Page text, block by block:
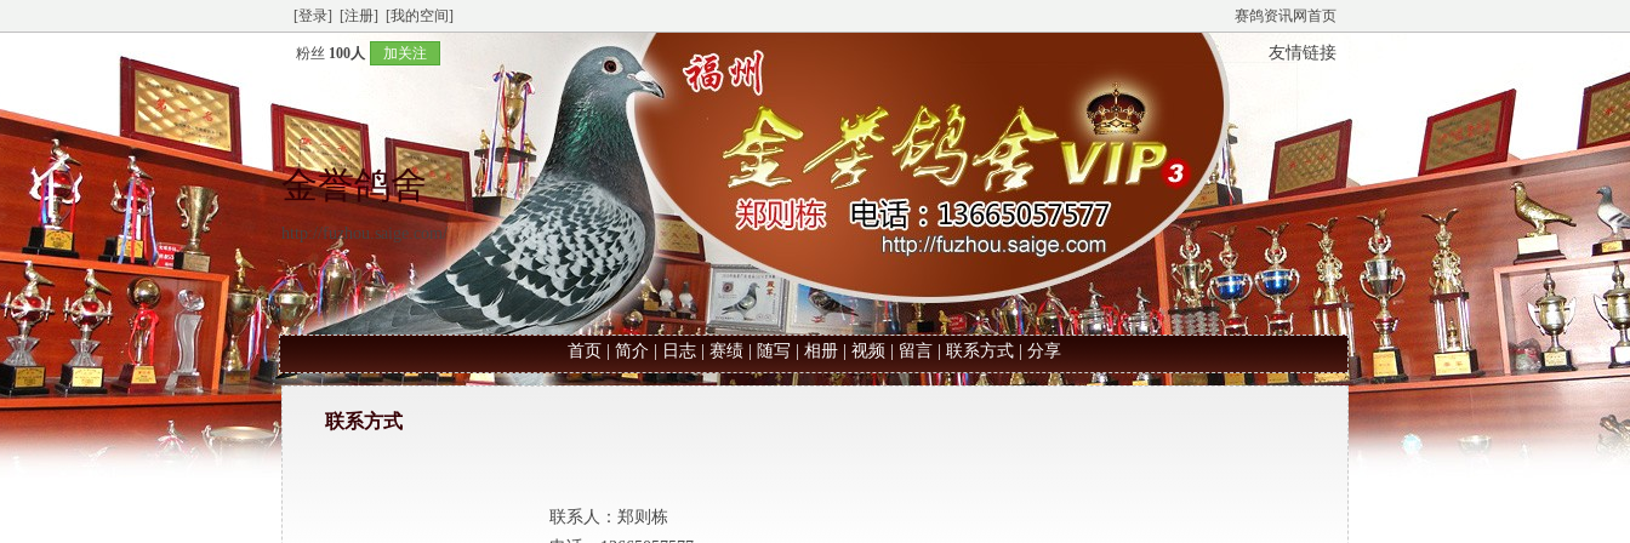
[登录] [注册] [我的空间] 赛鸽资讯网首页
粉丝 100人 加关注 友情链接
金誉鸽舍
http://fuzhou.saige.com/
首页 简介| 日志| 赛绩| 随写 相册| 视频 留言| 联系方式| 分享
联系方式
联系人： 郑则栋